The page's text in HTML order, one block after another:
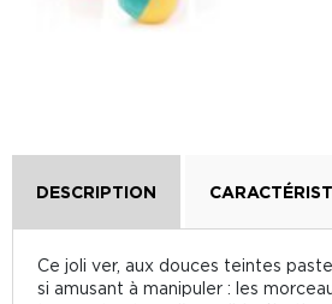
DESCRIPTION
Ce joli ver, aux douces teintes
si amusant à manipuler : les